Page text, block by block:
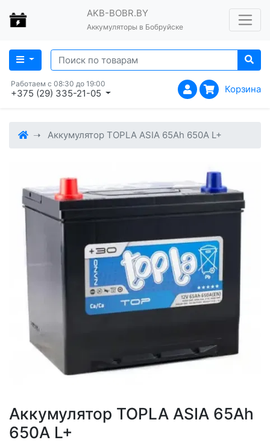
AKB-BOBR.BY
Аккумуляторы в Бобруйске
Работаем с 08:30 до 19:00
+375 (29) 335-21-05 Корзина
Аккумулятор TOPLA ASIA 65Ah 650A L+
Аккумулятор TOPLA ASIA 65Ah
650A L+